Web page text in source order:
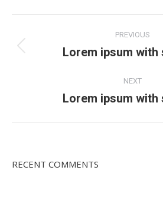
navigation
PREVIOUS
Lorem ipsum with
NEXT
Next
Lorem ipsum with
RECENT COMMENTS